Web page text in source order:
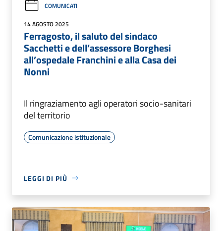
COMUNICATI
14 AGOSTO 2025
Ferragosto, il saluto del sindaco
Sacchetti e dell’assessore Borghesi
all’ospedale Franchini e alla Casa dei
Nonni
Il ringraziamento agli operatori socio-sanitari
del territorio
Comunicazione istituzionale
LEGGI DI PIÙ